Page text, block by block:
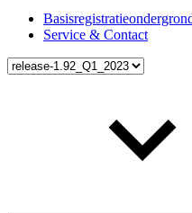
Service & Contact